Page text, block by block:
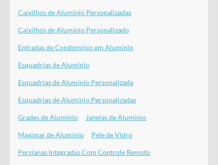
Caixilhos de Alumínio Personalizadas
Caixilhos de Alumínio Personalizado
Entradas de Condomínio em Alumínio
Esquadrias de Alumínio
Esquadrias de Alumínio Personalizada
Esquadrias de Alumínio Personalizadas
Grades de Alumínio Janelas de Alumínio
Maximar de Alumínio Pele de Vidro
Persianas Integradas Com Controle Remoto